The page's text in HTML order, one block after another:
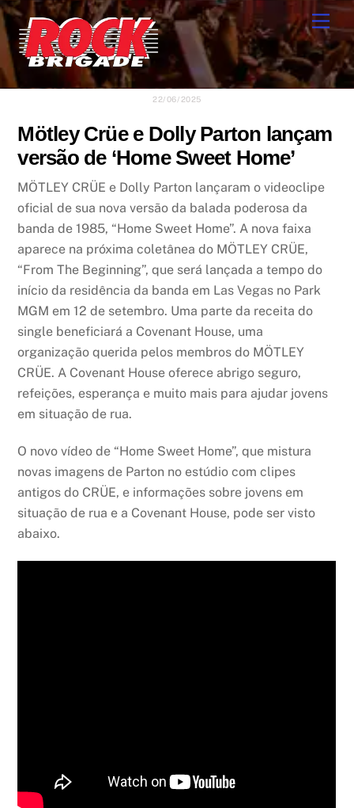
Skip
to
content
22/06/2025
Mötley Crüe e Dolly Parton lançam
versão de ‘Home Sweet Home’
MÖTLEY CRÜE e Dolly Parton lançaram o videoclipe
oficial de sua nova versão da balada poderosa da
banda de 1985, “Home Sweet Home”. A nova faixa
aparece na próxima coletânea do MÖTLEY CRÜE,
“From The Beginning”, que será lançada a tempo do
início da residência da banda em Las Vegas no Park
MGM em 12 de setembro. Uma parte da receita do
single beneficiará a Covenant House, uma
organização querida pelos membros do MÖTLEY
CRÜE. A Covenant House oferece abrigo seguro,
refeições, esperança e muito mais para ajudar jovens
em situação de rua.
O novo vídeo de “Home Sweet Home”, que mistura
novas imagens de Parton no estúdio com clipes
antigos do CRÜE, e informações sobre jovens em
situação de rua e a Covenant House, pode ser visto
abaixo.